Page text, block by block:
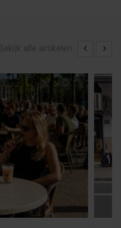
Bekijk alle artikelen